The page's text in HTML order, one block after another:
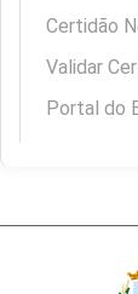
Certidão
Validar
Portal do